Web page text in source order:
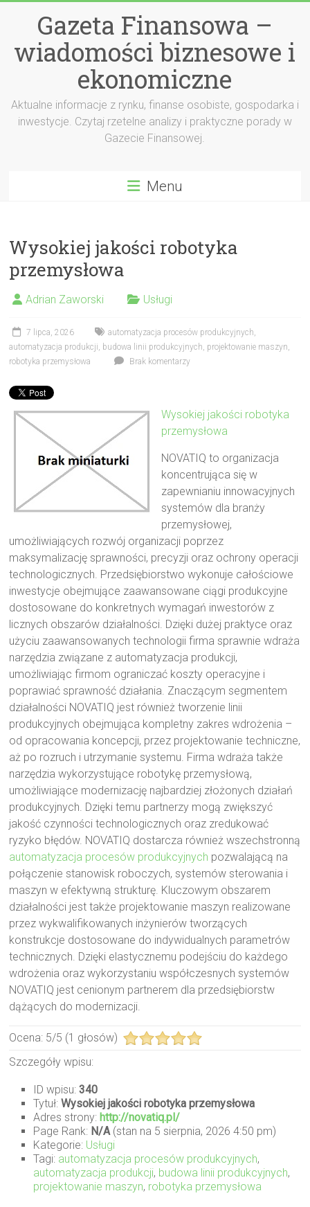
Gazeta Finansowa –
wiadomości biznesowe i
ekonomiczne
Aktualne informacje z rynku, finanse osobiste, gospodarka i
inwestycje. Czytaj rzetelne analizy i praktyczne porady w
Gazecie Finansowej.
Menu
Wysokiej jakości robotyka
przemysłowa
Adrian Zaworski Usługi
7 lipca, 2026 automatyzacja procesów produkcyjnych,
automatyzacja produkcji, budowa linii produkcyjnych, projektowanie maszyn,
robotyka przemysłowa
Brak komentarzy
Wysokiej jakości robotyka
przemysłowa
NOVATIQ to organizacja
koncentrująca się w
zapewnianiu innowacyjnych
systemów dla branży
przemysłowej,
umożliwiających rozwój organizacji poprzez
maksymalizację sprawności, precyzji oraz ochrony operacji
technologicznych. Przedsiębiorstwo wykonuje całościowe
inwestycje obejmujące zaawansowane ciągi produkcyjne
dostosowane do konkretnych wymagań inwestorów z
licznych obszarów działalności. Dzięki dużej praktyce oraz
użyciu zaawansowanych technologii firma sprawnie wdraża
narzędzia związane z automatyzacja produkcji,
umożliwiając firmom ograniczać koszty operacyjne i
poprawiać sprawność działania. Znaczącym segmentem
działalności NOVATIQ jest również tworzenie linii
produkcyjnych obejmująca kompletny zakres wdrożenia –
od opracowania koncepcji, przez projektowanie techniczne,
aż po rozruch i utrzymanie systemu. Firma wdraża także
narzędzia wykorzystujące robotykę przemysłową,
umożliwiające modernizację najbardziej złożonych działań
produkcyjnych. Dzięki temu partnerzy mogą zwiększyć
jakość czynności technologicznych oraz zredukować
ryzyko błędów. NOVATIQ dostarcza również wszechstronną
automatyzacja procesów produkcyjnych pozwalającą na
połączenie stanowisk roboczych, systemów sterowania i
maszyn w efektywną strukturę. Kluczowym obszarem
działalności jest także projektowanie maszyn realizowane
przez wykwalifikowanych inżynierów tworzących
konstrukcje dostosowane do indywidualnych parametrów
technicznych. Dzięki elastycznemu podejściu do każdego
wdrożenia oraz wykorzystaniu współczesnych systemów
NOVATIQ jest cenionym partnerem dla przedsiębiorstw
dążących do modernizacji.
Ocena: 5/5 (1 głosów)
Szczegóły wpisu:
ID wpisu:340
Tytuł:Wysokiej jakości robotyka przemysłowa
Adres strony: http://novatiq.pl/
Page Rank: N/A(stan na 5 sierpnia, 2026 4:50 pm)
Kategorie: Usługi
Tagi: automatyzacja procesów produkcyjnych,
automatyzacja produkcji, budowa linii produkcyjnych,
projektowanie maszyn, robotyka przemysłowa